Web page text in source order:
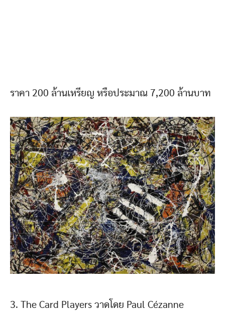
ราคา 200 ล้านเหรียญ หรือประมาณ 7,200 ล้านบาท
3. The Card Players วาดโดย Paul Cézanne